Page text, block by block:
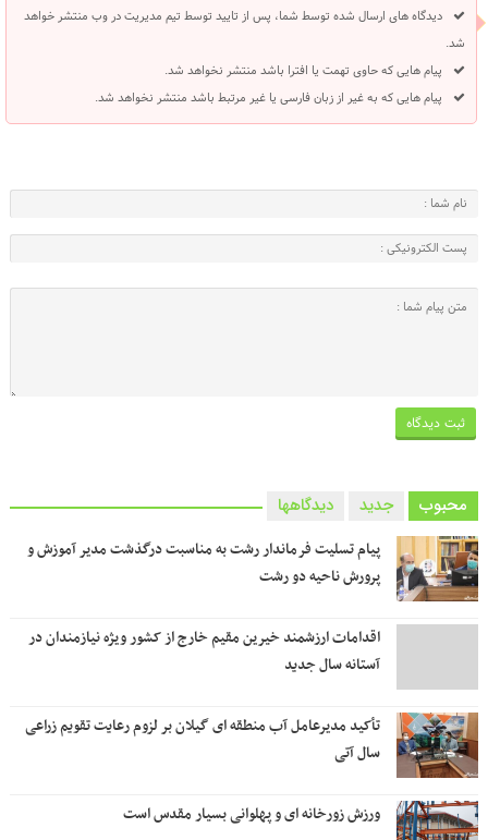
دیدگاه های ارسال شده توسط شما، پس از تایید توسط تیم مدیریت در وب منتشر خواهد
شد.
پیام هایی که حاوی تهمت یا افترا باشد منتشر نخواهد شد.
پیام هایی که به غیر از زبان فارسی یا غیر مرتبط باشد منتشر نخواهد شد.
محبوب جدید دیدگاهها
پیام تسلیت فرماندار رشت به مناسبت درگذشت مدیر آموزش و
پرورش ناحیه دو رشت
اقدامات ارزشمند خیرین مقیم خارج از کشور ویژه نیازمندان در
آستانه سال جدید
تأکید مدیرعامل آب منطقه ای گیلان بر لزوم رعایت تقویم زراعی‌
سال آتی
ورزش زورخانه ای و پهلوانی بسیار مقدس است